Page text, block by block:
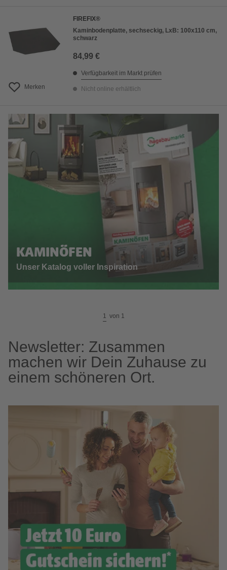
Merken
FIREFIX®
Kaminbodenplatte, sechseckig, LxB: 100x110 cm,
schwarz
84,99 €
Verfügbarkeit im Markt prüfen
Nicht online erhältlich
KAMINÖFEN
Unser Katalog voller Inspiration
1 von 1
Newsletter: Zusammen
machen wir Dein Zuhause zu
einem schöneren Ort.